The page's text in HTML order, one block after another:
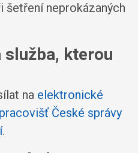
šetření neprokázaných
kterou
na elektronické
České správy
.